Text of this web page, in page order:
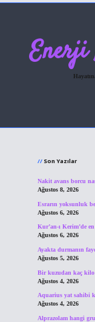
Enerji
Son Yazılar
Nakit avans borcu
Ağustos 8, 2026
Esrarın yoksunluk
Ağustos 6, 2026
Kur’an-ı Kerim’de
Ağustos 6, 2026
Ayakta durmanın
Ağustos 5, 2026
Bir kuzudan kaç kilo
Ağustos 4, 2026
Aquarius yat sahibi
Ağustos 4, 2026
Alprazolam hangi